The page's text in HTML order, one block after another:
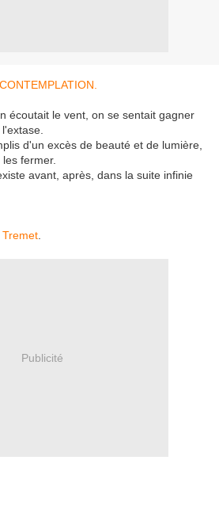
écoutait le vent, on se sentait gagner
d'un excès de beauté et de lumière,
fermer.
avant, après, dans la suite infinie
Publicité